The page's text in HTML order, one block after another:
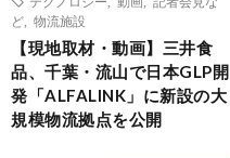
ど
物流施設
【現地取材・動画】三井食
品、千葉・流山で日本GLP開
発「ALFALINK」に新設の大
規模物流拠点を公開